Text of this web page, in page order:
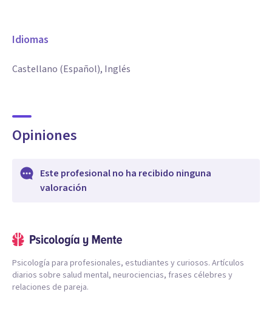
Idiomas
Castellano (Español), Inglés
Opiniones
Este profesional no ha recibido ninguna
valoración
Psicología para profesionales, estudiantes y curiosos. Artículos
diarios sobre salud mental, neurociencias, frases célebres y
relaciones de pareja.